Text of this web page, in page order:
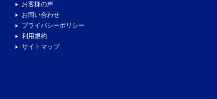
お客様の声
お問い合わせ
プライバシーポリシー
利用規約
サイトマップ